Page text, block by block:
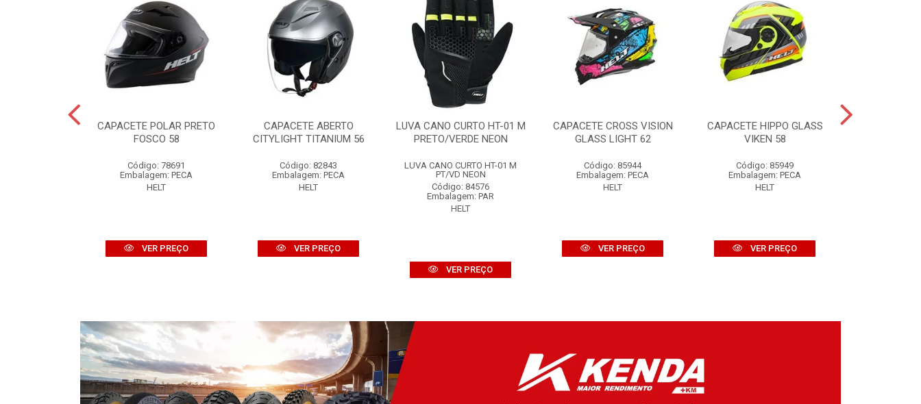
CAPACETE POLAR PRETO
FOSCO 58
Código: 78691
Embalagem: PECA
HELT
VER PREÇO
CAPACETE ABERTO
CITYLIGHT TITANIUM 56
Código: 82843
Embalagem: PECA
HELT
VER PREÇO
LUVA CANO CURTO HT-01 M
PRETO/VERDE NEON
LUVA CANO CURTO HT-01 M
PT/VD NEON
Código: 84576
Embalagem: PAR
HELT
VER PREÇO
CAPACETE CROSS VISION
GLASS LIGHT 62
Código: 85944
Embalagem: PECA
HELT
VER PREÇO
CAPACETE HIPPO GLASS
VIKEN 58
Código: 85949
Embalagem: PECA
HELT
VER PREÇO